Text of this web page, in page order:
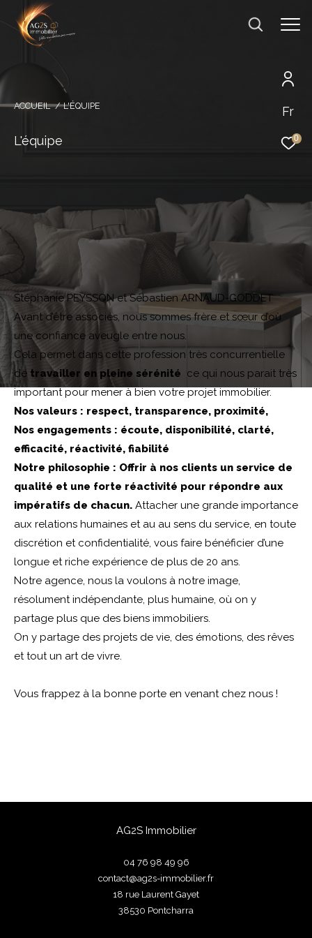
Fr
0
ACCUEIL L'ÉQUIPE
L'équipe
Stéphanie PEYSSON et Sébastien ARNAUD-GODDET
Avant d’être associés, nous sommes frère et sœur d’où
une confiance aveugle entre nous.
Cela permet dans cette profession très concurrentielle
de travailler en pleine sérénité ce qui nous parait très
important pour mener à bien votre projet immobilier.
Nos valeurs : respect, transparence, proximité,
Nos engagements : écoute, disponibilité, clarté,
efficacité, réactivité, fiabilité
Notre philosophie : Offrir à nos clients un service de
qualité et une forte réactivité pour répondre aux
impératifs de chacun. Attacher une grande importance
aux relations humaines et au au sens du service, en toute
discrétion et confidentialité, vous faire bénéficier d’une
longue et riche expérience de plus de 20 ans.
Notre agence, nous la voulons à notre image,
résolument indépendante, plus humaine, où on y
partage plus que des biens immobiliers.
On y partage des projets de vie, des émotions, des rêves
et tout un art de vivre.
Vous frappez à la bonne porte en venant chez nous !
AG2S Immobilier
04 76 98 49 96
contact@ag2s-immobilier.fr
18 rue Laurent Gayet
38530
pontcharra
Effectuer une recherche
et trouver le bien qui correspond à vos
Acheter
Type de bien
Type de bien
Budget
Pièces
1 2 3 4 5
Localisation
Surface
SUPPLÉMENTAIRES
Parking Terrasse Piscine
FILTRER PAR
Coups De Coeur Exclusivités Nouveautés